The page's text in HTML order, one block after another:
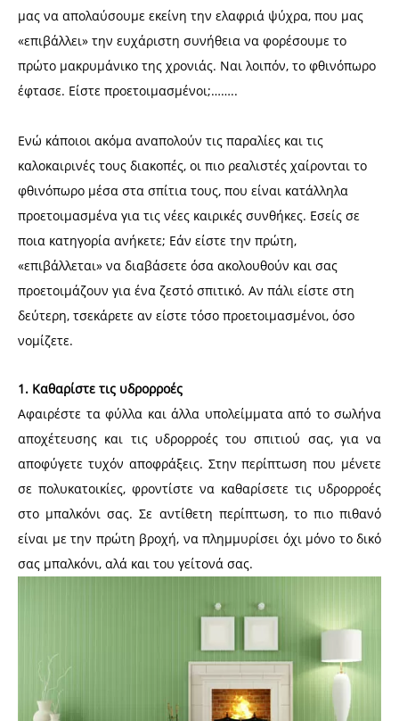
μας να απολαύσουμε εκείνη την ελαφριά ψύχρα, που μας
«επιβάλλει» την ευχάριστη συνήθεια να φορέσουμε το
πρώτο μακρυμάνικο της χρονιάς. Ναι λοιπόν, το φθινόπωρο
έφτασε. Είστε προετοιμασμένοι;……..
Ενώ κάποιοι ακόμα αναπολούν τις παραλίες και τις
καλοκαιρινές τους διακοπές, οι πιο ρεαλιστές χαίρονται το
φθινόπωρο μέσα στα σπίτια τους, που είναι κατάλληλα
προετοιμασμένα για τις νέες καιρικές συνθήκες. Εσείς σε
ποια κατηγορία ανήκετε; Εάν είστε την πρώτη,
«επιβάλλεται» να διαβάσετε όσα ακολουθούν και σας
προετοιμάζουν για ένα ζεστό σπιτικό. Αν πάλι είστε στη
δεύτερη, τσεκάρετε αν είστε τόσο προετοιμασμένοι, όσο
νομίζετε.
1. Καθαρίστε τις υδρορροές
Αφαιρέστε τα φύλλα και άλλα υπολείμματα από το σωλήνα
αποχέτευσης και τις υδρορροές του σπιτιού σας, για να
αποφύγετε τυχόν αποφράξεις. Στην περίπτωση που μένετε
σε πολυκατοικίες, φροντίστε να καθαρίσετε τις υδρορροές
στο μπαλκόνι σας. Σε αντίθετη περίπτωση, το πιο πιθανό
είναι με την πρώτη βροχή, να πλημμυρίσει όχι μόνο το δικό
σας μπαλκόνι, αλά και του γείτονά σας.